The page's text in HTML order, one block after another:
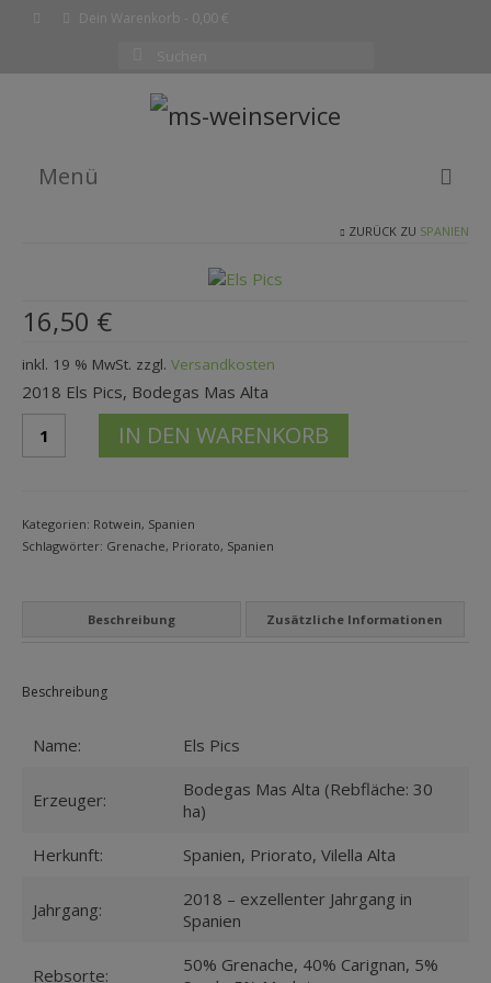
Dein Warenkorb 0,00 €
nach:
Menü
SHOP
KOMPLETTE WEINLISTE
WARENKORB
KASSE
Datenschutzbelehrung
Zahlungsarten
KONTAKT
ZUR PERSON
PHILOSOPHIE
ZURÜCK ZU SPANIEN
16,50 €
inkl. 19 % MwSt. zzgl. Versandkosten
2018 Els Pics, Bodegas Mas Alta
Menge
IN DEN WARENKORB
Kategorien: Rotwein, Spanien
Schlagwörter: Grenache, Priorato, Spanien
Beschreibung Zusätzliche Informationen
Beschreibung
Name: Els Pics
Erzeuger:
Bodegas Mas Alta (Rebfläche: 30
ha)
Herkunft:
Spanien, Priorato, Vilella Alta
Jahrgang:
2018 – exzellenter Jahrgang in
Spanien
Rebsorte:
50% Grenache, 40% Carignan, 5%